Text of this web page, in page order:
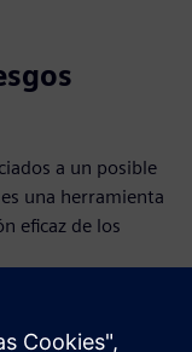
a un posible
una herramienta
eficaz de los